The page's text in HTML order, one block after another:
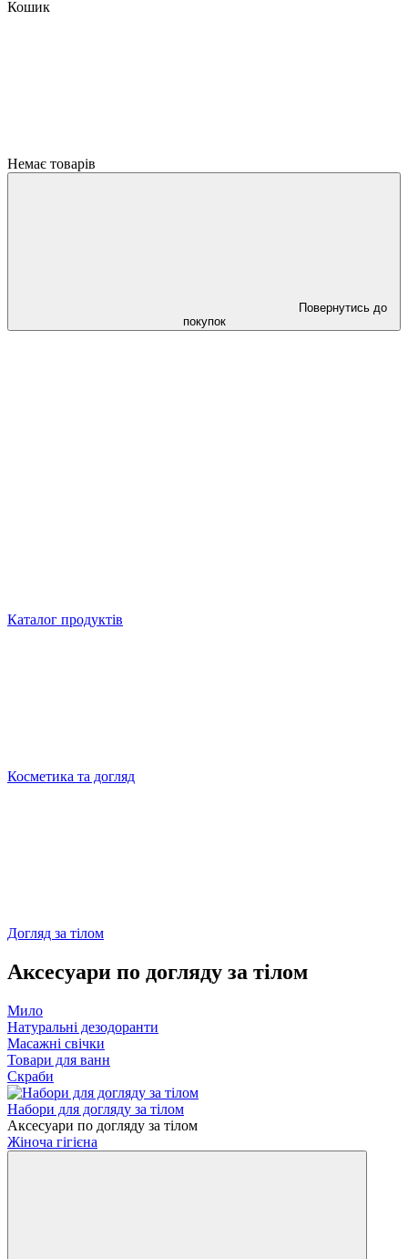
Кошик
Немає товарів
Повернутись до
покупок
Каталог продуктів
Косметика та догляд
Догляд за тілом
Аксесуари по догляду за тілом
Мило
Натуральні дезодоранти
Масажні свічки
Товари для ванн
Скраби
Набори для догляду за тілом
Аксесуари по догляду за тілом
Жіноча гігієна